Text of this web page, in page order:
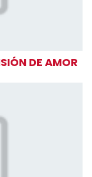
DE AMOR